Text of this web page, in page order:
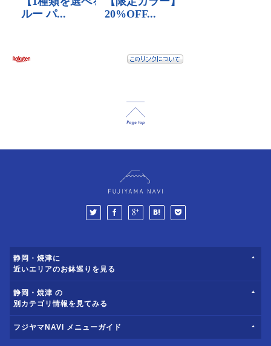
静岡・焼津に
近いエリアのお鉢巡りを見る
静岡・焼津 の
別カテゴリ情報を見てみる
フジヤマNAVI メニューガイド